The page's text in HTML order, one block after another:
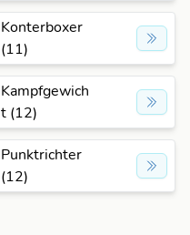
Konterboxer
(11)
Kampfgewich
t (12)
Punktrichter
(12)